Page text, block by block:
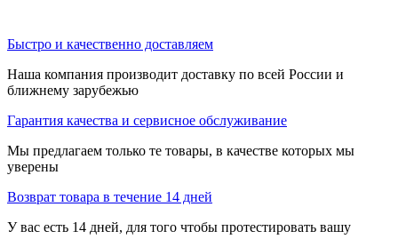
Быстро и качественно доставляем
Наша компания производит доставку по всей России и
ближнему зарубежью
Гарантия качества и сервисное обслуживание
Мы предлагаем только те товары, в качестве которых мы
уверены
Возврат товара в течение 14 дней
У вас есть 14 дней, для того чтобы протестировать вашу